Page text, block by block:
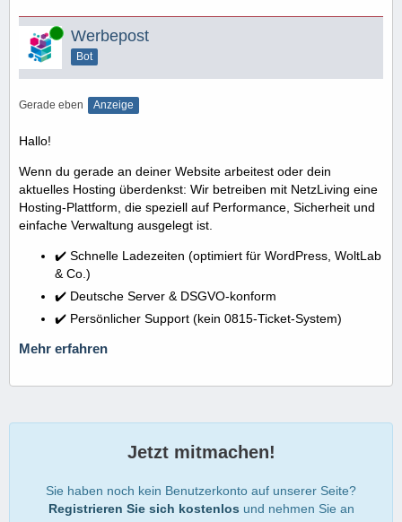
Online Werbepost
Bot
Gerade eben Anzeige
Hallo!
Wenn du gerade an deiner Website arbeitest oder dein
aktuelles Hosting überdenkst: Wir betreiben mit NetzLiving eine
Hosting-Plattform, die speziell auf Performance, Sicherheit und
einfache Verwaltung ausgelegt ist.
✔️ Schnelle Ladezeiten (optimiert für WordPress, WoltLab
& Co.)
✔️ Deutsche Server & DSGVO-konform
✔️ Persönlicher Support (kein 0815-Ticket-System)
Mehr erfahren
Jetzt mitmachen!
Sie haben noch kein Benutzerkonto auf unserer Seite?
Registrieren Sie sich kostenlos und nehmen Sie an